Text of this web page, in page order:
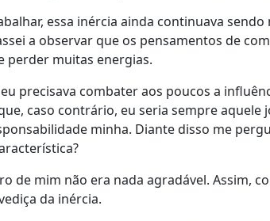
essa inércia ainda continuava
a observar que os pensamentos de
perder muitas energias.
precisava combater aos poucos a
caso contrário, eu seria sempre aquele
minha. Diante disso me
de mim não era nada agradável. Assim,
da inércia.